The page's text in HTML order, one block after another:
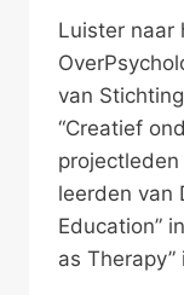
Luister naar
van
“Creatief
projectleden
leerden van
Education”
as Therapy”